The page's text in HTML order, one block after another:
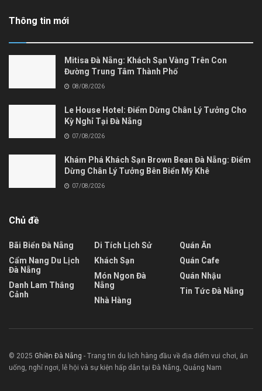
Thông tin mới
Mitisa Đà Nẵng: Khách Sạn Vàng Trên Con
Đường Trung Tâm Thành Phố
08/08/2026
Le House Hotel: Điểm Dừng Chân Lý Tưởng Cho
Kỳ Nghỉ Tại Đà Nẵng
07/08/2026
Khám Phá Khách Sạn Brown Bean Đà Nẵng: Điểm
Dừng Chân Lý Tưởng Bên Biển Mỹ Khê
07/08/2026
Chủ đề
Bãi Biển Đà Nẵng
Cẩm Nang Du Lịch
Đà Nẵng
Danh Lam Thắng
Cảnh
Di Tích Lịch Sử
Khách Sạn
Món Ngon Đà
Nẵng
Nhà Hàng
Quán Ăn
Quán Cafe
Quán Nhậu
Tin Tức Đà Nẵng
© 2025 Ghiền Đà Nẵng - Trang tin du lịch hàng đầu về địa điểm vui chơi, ăn
uống, nghỉ ngơi, lễ hội và sự kiện hấp dẫn tại Đà Nẵng, Quảng Nam